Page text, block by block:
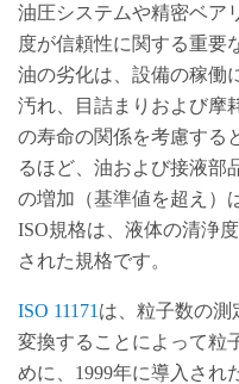
油圧システムや精密ベア
度が信頼性に関する重要
油の劣化は、設備の稼働
汚れ、目詰まりおよび摩
の寿命の関係を考慮する
るほど、油および接液部
の増加（基準値を超え）
ISO規格は、液体の清浄
された規格です。
ISO 11171 は、粒子数の測
変換することによって粒
めに、1999年に導入され